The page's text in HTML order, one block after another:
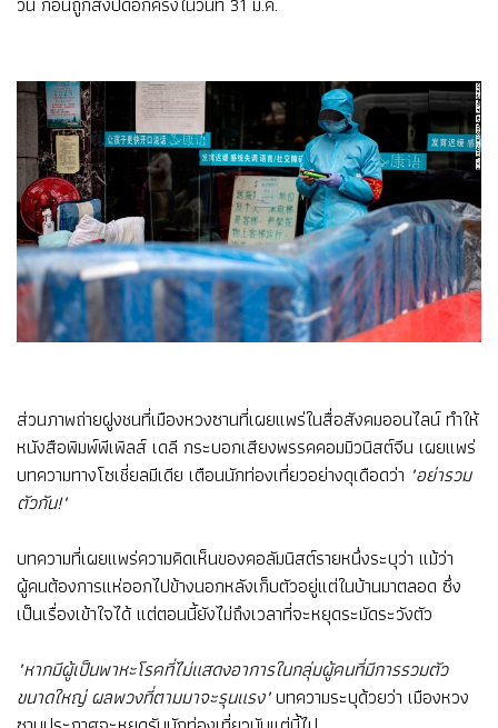
ส่วนภาพถ่ายฝูงชนที่เมืองหวงซานที่เผยแพร่ในสื่อสังคมออนไลน์ ทำให้
หนังสือพิมพ์พีเพิลส์ เดลี กระบอกเสียงพรรคคอมมิวนิสต์จีน เผยแพร่
บทความทางโซเชี่ยลมีเดีย เตือนนักท่องเที่ยวอย่างดุเดือดว่า "อย่ารวม
ตัวกัน!"
บทความที่เผยแพร่ความคิดเห็นของคอลัมนิสต์รายหนึ่งระบุว่า แม้ว่า
ผู้คนต้องการแห่ออกไปข้างนอกหลังเก็บตัวอยู่แต่ในบ้านมาตลอด ซึ่ง
เป็นเรื่องเข้าใจได้ แต่ตอนนี้ยังไม่ถึงเวลาที่จะหยุดระมัดระวังตัว
"หากมีผู้เป็นพาหะโรคที่ไม่แสดงอาการในกลุ่มผู้คนที่มีการรวมตัว
ขนาดใหญ่ ผลพวงที่ตามมาจะรุนแรง"บทความระบุด้วยว่า เมืองหวง